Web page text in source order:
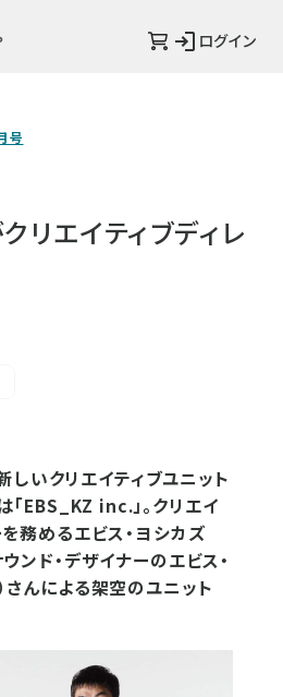
ログイン
号
リエイティブディレ
いクリエイティブユニット
「EBS_KZ inc.」。クリエイ
を務めるエビス・ヨシカズ
ンド・デザイナーのエビス・
さんによる架空のユニット